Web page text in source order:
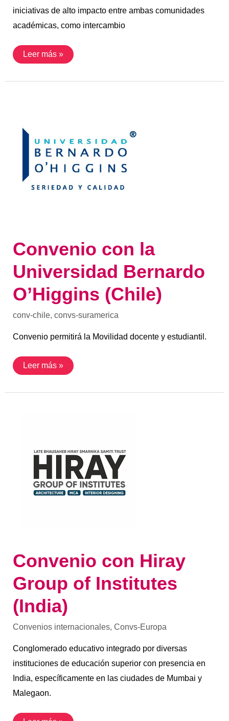
iniciativas de alto impacto entre ambas comunidades
académicas, como intercambio
Leer más »
Convenio con la
Universidad Bernardo
O’Higgins (Chile)
conv-chile, convs-suramerica
Convenio permitirá la Movilidad docente y estudiantil.
Bernardo
O’Higgins
(Chile)
Leer más »
Convenio con Hiray
Group of Institutes
(India)
Convenios internacionales, Convs-Europa
Conglomerado educativo integrado por diversas
instituciones de educación superior con presencia en
India, específicamente en las ciudades de Mumbai y
Malegaon.
Institutes
(India)